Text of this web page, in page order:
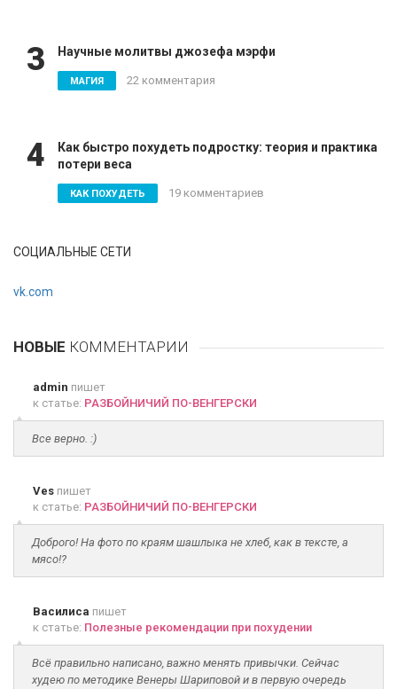
3 Научные молитвы джозефа мэрфи
МАГИЯ 22 комментария
4
Как быстро похудеть подростку: теория и практика
потери веса
КАК ПОХУДЕТЬ 19 комментариев
СОЦИАЛЬНЫЕ СЕТИ
vk.com
НОВЫЕ КОММЕНТАРИИ
admin пишет
к статье: РАЗБОЙНИЧИЙ ПО-ВЕНГЕРСКИ
Все верно. :)
Ves пишет
к статье: РАЗБОЙНИЧИЙ ПО-ВЕНГЕРСКИ
Доброго! На фото по краям шашлыка не хлеб, как в тексте, а
мясо!?
Василиса пишет
к статье: Полезные рекомендации при похудении
Всё правильно написано, важно менять привычки. Сейчас
худею по методике Венеры Шариповой и в первую очередь